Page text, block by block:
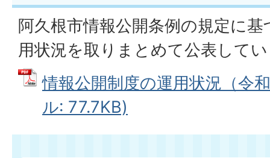
阿久根市情報公開条例の規定に
用状況を取りまとめて公表して
情報公開制度の運用状況（令
ル: 77.7KB)